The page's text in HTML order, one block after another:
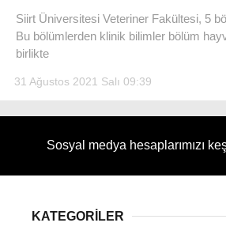
Siirt Üniversitesi Veteriner Fakültesi, 5
Bu bölümlerden klinik bilimler bölüm
birlikte
31 Ağustos 2021 Salı 09:39
Sosyal medya hesaplarımızı
KATEGORİLER